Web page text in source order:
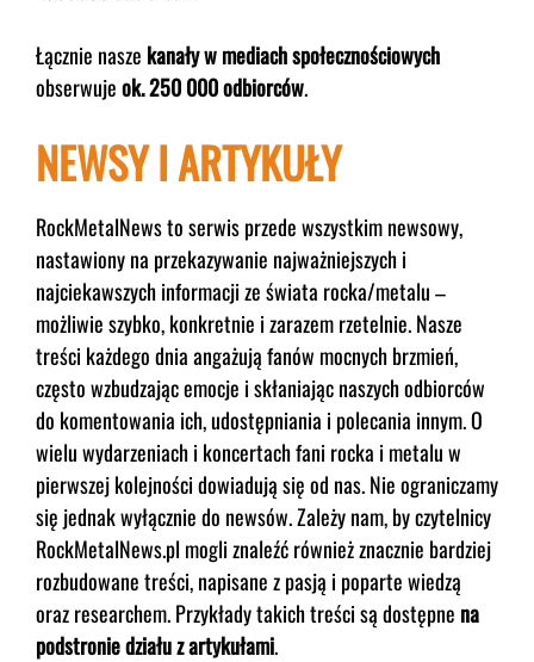
Łącznie nasze kanały w mediach społecznościowych
obserwujeok. 250 000 odbiorców.
NEWSY I ARTYKUŁY
RockMetalNews to serwis przede wszystkim newsowy,
nastawiony na przekazywanie najważniejszych i
najciekawszych informacji ze świata rocka/metalu –
możliwie szybko, konkretnie i zarazem rzetelnie. Nasze
treści każdego dnia angażują fanów mocnych brzmień,
często wzbudzając emocje i skłaniając naszych odbiorców
do komentowania ich, udostępniania i polecania innym. O
wielu wydarzeniach i koncertach fani rocka i metalu w
pierwszej kolejności dowiadują się od nas. Nie ograniczamy
się jednak wyłącznie do newsów. Zależy nam, by czytelnicy
RockMetalNews.pl mogli znaleźć również znacznie bardziej
rozbudowane treści, napisane z pasją i poparte wiedzą
oraz researchem. Przykłady takich treści są dostępne na
podstronie działu z artykułami.